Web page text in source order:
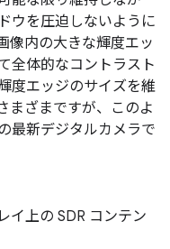
ウを圧迫しないように
像内の大きな輝度エッ
全体的なコントラスト
度エッジのサイズを維
まざまですが、このよ
最新デジタルカメラで
イ上の SDR コンテン